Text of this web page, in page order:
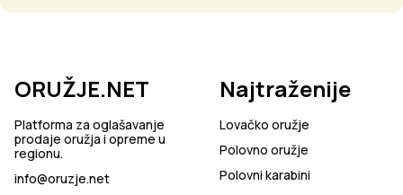
ORUŽJE.NET
Platforma za oglašavanje
prodaje oružja i opreme u
regionu.
info@oruzje.net
Najtraženije
Lovačko oružje
Polovno oružje
Polovni karabini